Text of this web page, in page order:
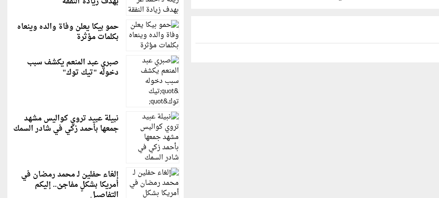
حمو بيكا يعلن وفاة والده وينعاه
بكلمات مؤثرة
صبري عبد المنعم يكشف سبب
دخوله "تيك توك"
نبيلة عبيد تروي كواليس مشهد
جمعها بأحمد زكي في شادر السمك
إلغاء حفلين لـ محمد رمضان في
أمريكا بشكلٍ مفاجئ.. إليكم